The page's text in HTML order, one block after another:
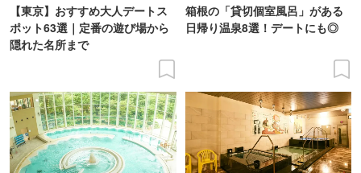
【東京】おすすめ大人デートス
ポット63選｜定番の遊び場から
隠れた名所まで
箱根の「貸切個室風呂」がある
日帰り温泉8選！デートにも◎